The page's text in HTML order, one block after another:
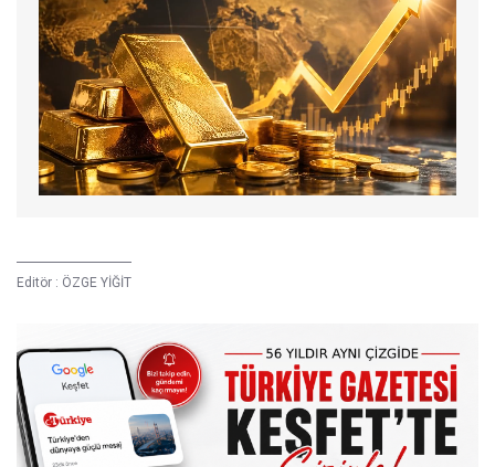
Editör : ÖZGE YİĞİT